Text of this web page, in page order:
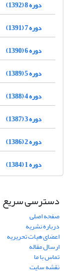
دوره 8 (1392)
دوره 7 (1391)
دوره 6 (1390)
دوره 5 (1389)
دوره 4 (1388)
دوره 3 (1387)
دوره 2 (1386)
دوره 1 (1384)
دسترسی سریع
صفحه اصلی
درباره نشریه
اعضای هیات تحریریه
ارسال مقاله
تماس با ما
نقشه سایت